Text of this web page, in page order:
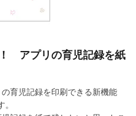
アプリの育児記録を紙
育児記録を印刷できる新機能